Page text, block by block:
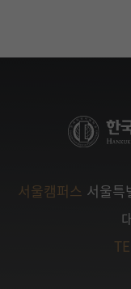
서울캠퍼스 서울특